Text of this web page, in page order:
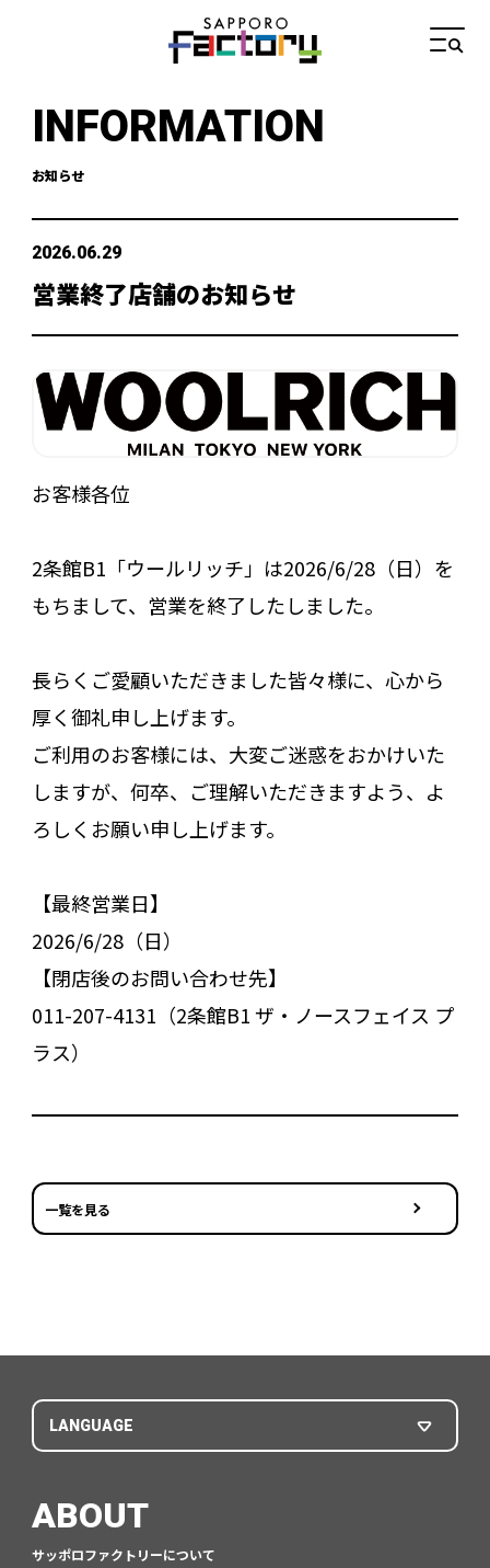
INFORMATION
お知らせ
2026.06.29
営業終了店舗のお知らせ
お客様各位
2条館B1「ウールリッチ」は2026/6/28（日）を
もちまして、営業を終了したしました。
長らくご愛顧いただきました皆々様に、心から
厚く御礼申し上げます。
ご利用のお客様には、大変ご迷惑をおかけいた
しますが、何卒、ご理解いただきますよう、よ
ろしくお願い申し上げます。
【最終営業日】
2026/6/28（日）
【閉店後のお問い合わせ先】
011-207-4131（2条館B1 ザ・ノースフェイス プ
ラス）
一覧を見る
LANGUAGE
ABOUT
サッポロファクトリーについて